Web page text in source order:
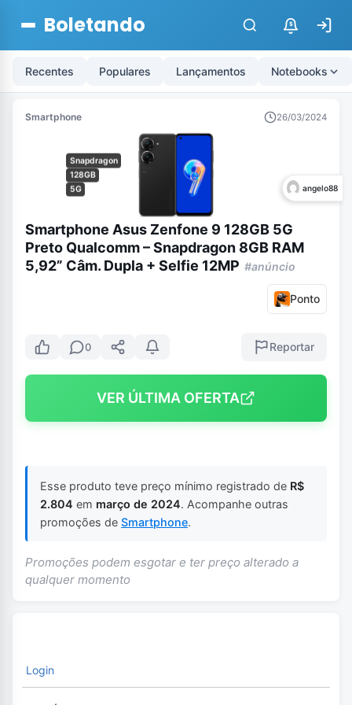
Boletando $
Recentes Populares Lançamentos Notebooks
Smartphone 26/03/2024
Snapdragon
128GB
5G
angelo88
Smartphone Asus Zenfone 9 128GB 5G
Preto Qualcomm – Snapdragon 8GB RAM
5,92” Câm. Dupla + Selfie 12MP #anúncio
Ponto
0 Reportar
VER ÚLTIMA OFERTA
Esse produto teve preço mínimo registrado de R$
2.804 em março de 2024. Acompanhe outras
promoções de Smartphone.
Promoções podem esgotar e ter preço alterado a
qualquer momento
Login